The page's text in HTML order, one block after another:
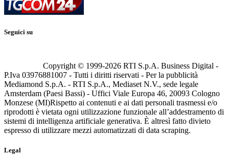
Seguici su
Copyright © 1999-2026 RTI S.p.A. Business Digital -
P.Iva 03976881007 - Tutti i diritti riservati - Per la pubblicità
Mediamond S.p.A. - RTI S.p.A., Mediaset N.V., sede legale
Amsterdam (Paesi Bassi) - Uffici Viale Europa 46, 20093 Cologno
Monzese (MI)Rispetto ai contenuti e ai dati personali trasmessi e/o
riprodotti è vietata ogni utilizzazione funzionale all’addestramento di
sistemi di intelligenza artificiale generativa. È altresì fatto divieto
espresso di utilizzare mezzi automatizzati di data scraping.
Legal